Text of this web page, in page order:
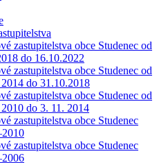
zastupitelstva obce Studenec od
do 16.10.2022
zastupitelstva obce Studenec od
do 31.10.2018
zastupitelstva obce Studenec od
do 3. 11. 2014
zastupitelstva obce Studenec
zastupitelstva obce Studenec